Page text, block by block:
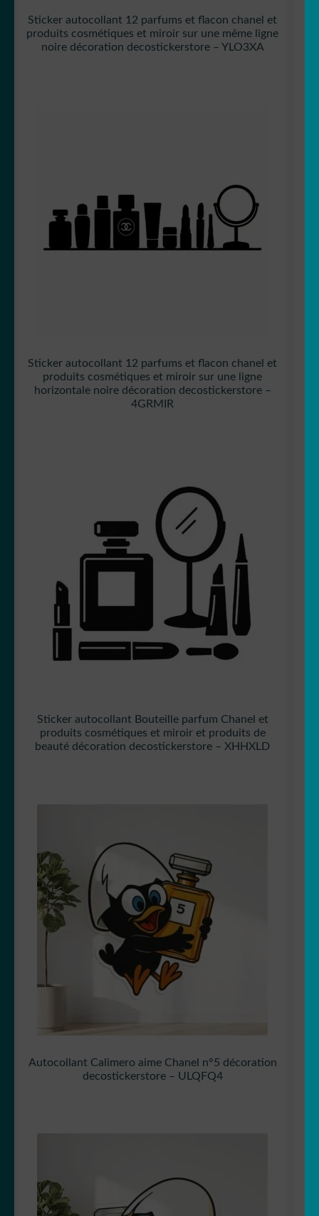
Sticker autocollant 12 parfums et flacon chanel et
produits cosmétiques et miroir sur une même ligne
noire décoration decostickerstore – YLO3XA
Sticker autocollant 12 parfums et flacon chanel et
produits cosmétiques et miroir sur une ligne
horizontale noire décoration decostickerstore –
4GRMIR
Sticker autocollant Bouteille parfum Chanel et
produits cosmétiques et miroir et produits de
beauté décoration decostickerstore – XHHXLD
Autocollant Calimero aime Chanel n°5 décoration
decostickerstore – ULQFQ4